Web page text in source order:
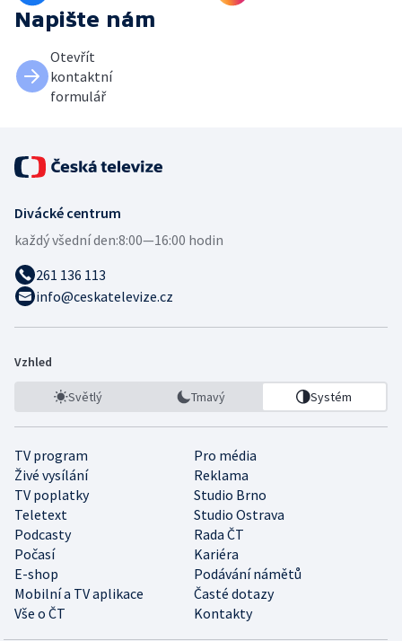
Napište nám
Otevřít
kontaktní
formulář
Divácké centrum
každý všední den:8:00—16:00 hodin
261 136 113
info@ceskatelevize.cz
Vzhled
Světlý Tmavý Systém
TV program
Pro média
Živé vysílání
Reklama
TV poplatky
Studio Brno
Teletext
Studio Ostrava
Podcasty
Rada ČT
Počasí
Kariéra
E-shop
Podávání námětů
Mobilní a TV aplikace
Časté dotazy
Vše o ČT
Kontakty